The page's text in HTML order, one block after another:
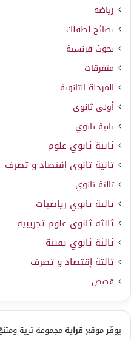
رياضة
نصائح لطفلك
بحوث فرنسية
متفرقات
المرحلة الثانوية
أولى ثانوي
ثانية ثانوي
ثانية ثانوي علوم
ثانية ثانوي إقتصاد و تصرف
ثالثة ثانوي
ثالثة ثانوي رياضيات
ثالثة ثانوي علوم تجريبية
ثالثة ثانوي تقنية
ثالثة إقتصاد و تصرف
قصص
يوفّر موقع قرايةمجموعة ثرية